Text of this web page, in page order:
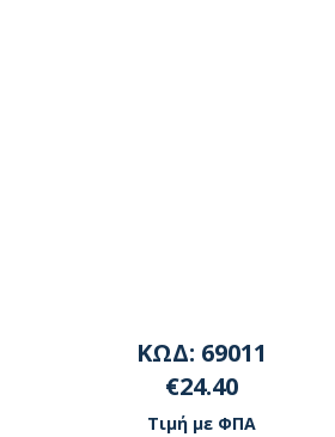
ΚΩΔ: 69011
€24.40
Τιμή με ΦΠΑ